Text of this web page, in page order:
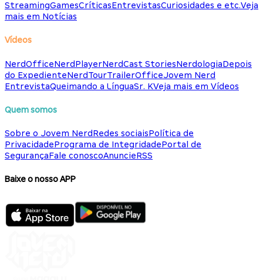
StreamingGamesCríticasEntrevistasCuriosidades e etc.Veja
mais em Notícias
Vídeos
NerdOfficeNerdPlayerNerdCast StoriesNerdologiaDepois
do ExpedienteNerdTourTrailerOfficeJovem Nerd
EntrevistaQueimando a LínguaSr. KVeja mais em Vídeos
Quem somos
Sobre o Jovem NerdRedes sociaisPolítica de
PrivacidadePrograma de IntegridadePortal de
SegurançaFale conoscoAnuncieRSS
Baixe o nosso APP